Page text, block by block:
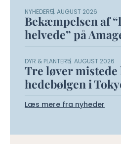
NYHEDER5. AUGUST 2026
Bekæmpelsen af
helvede” på
DYR & PLANTER5. AUGUST 2026
Tre løver
hedebølgen i
Læs mere fra nyheder